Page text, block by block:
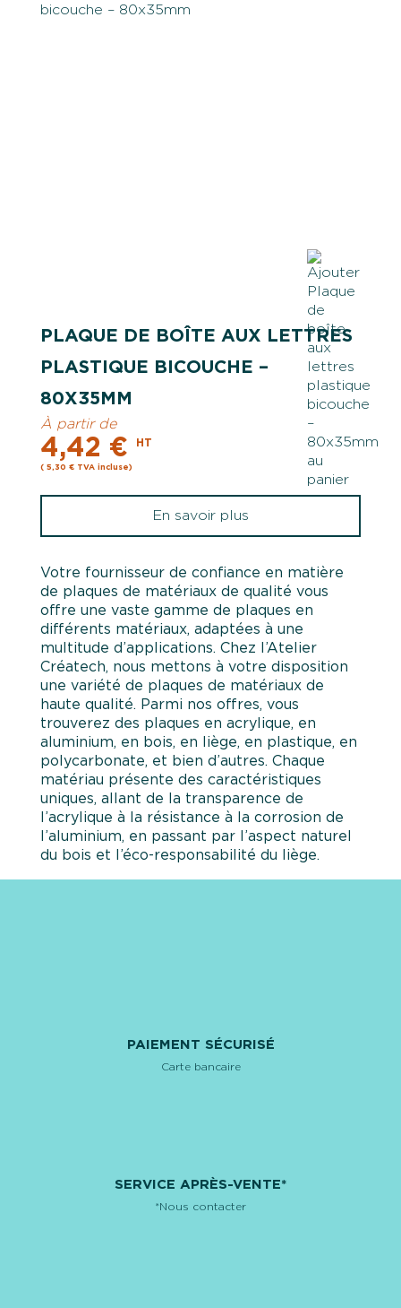
PLAQUE DE BOÎTE AUX LETTRES
PLASTIQUE BICOUCHE –
80X35MM
À partir de
4,42 € HT
( 5,30 € TVA incluse)
En savoir plus
Votre fournisseur de confiance en matière
de plaques de matériaux de qualité vous
offre une vaste gamme de plaques en
différents matériaux, adaptées à une
multitude d’applications. Chez l’Atelier
Créatech, nous mettons à votre disposition
une variété de plaques de matériaux de
haute qualité. Parmi nos offres, vous
trouverez des plaques en acrylique, en
aluminium, en bois, en liège, en plastique, en
polycarbonate, et bien d’autres. Chaque
matériau présente des caractéristiques
uniques, allant de la transparence de
l’acrylique à la résistance à la corrosion de
l’aluminium, en passant par l’aspect naturel
du bois et l’éco-responsabilité du liège.
PAIEMENT SÉCURISÉ
Carte bancaire
SERVICE APRÈS-VENTE*
*Nous contacter